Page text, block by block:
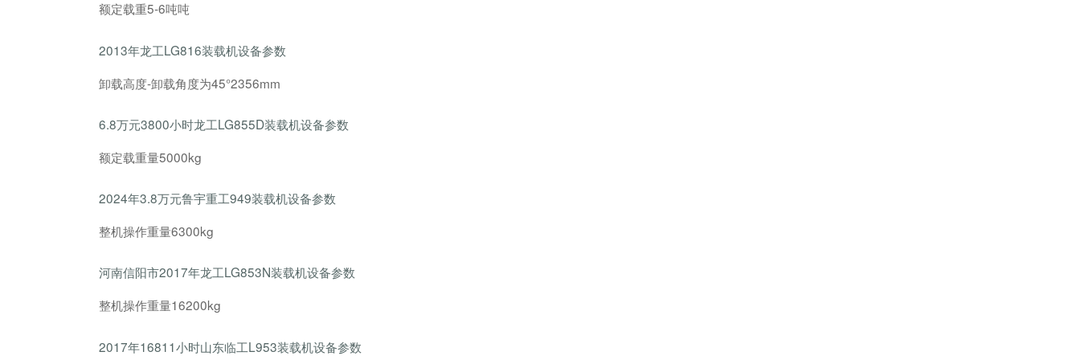
额定载重5-6吨吨
2013年龙工LG816装载机设备参数
卸载高度-卸载角度为45°2356mm
6.8万元3800小时龙工LG855D装载机设备参数
额定载重量5000kg
2024年3.8万元鲁宇重工949装载机设备参数
整机操作重量6300kg
河南信阳市2017年龙工LG853N装载机设备参数
整机操作重量16200kg
2017年16811小时山东临工L953装载机设备参数